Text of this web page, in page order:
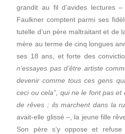
grandit au fil d’avides lectures
Faulkner comptent parmi ses
tutelle d’un père maltraitant et de
mère au terme de cinq longues
ses 18 ans, et forte des
n’essayes pas d’être artiste
devenir comme tous ces gens
ceci ou cela”, qui ne le font pas
de rêves ; ils marchent dans la
avait-elle glissé –, la jeune fille
Son père s’y oppose et